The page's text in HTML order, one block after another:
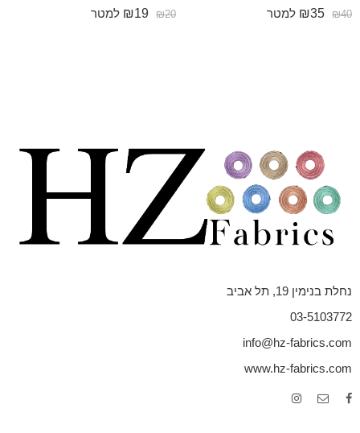
₪40
₪35 למטר ₪20
₪19 למטר
נחלת בנימין 19, תל אביב
03-5103772
info@hz-fabrics.com
www.hz-fabrics.com